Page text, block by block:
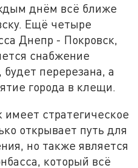
днём всё ближе
Ещё четыре
Днепр - Покровск,
снабжение
будет перерезана, а
города в клещи.
стратегическое
открывает путь для
но также является
который всё